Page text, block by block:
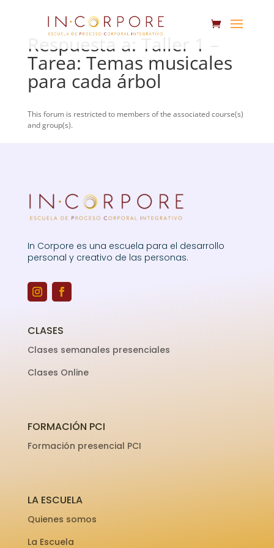
Respuesta a: Taller 1 –
Tarea: Temas musicales
para cada árbol
This forum is restricted to members of the associated course(s)
and group(s).
In Corpore es una escuela para el desarrollo
personal y creativo de las personas.
CLASES
Clases semanales presenciales
Clases Online
FORMACIÓN PCI
Formación presencial PCI
LA ESCUELA
Quienes somos
La Escuela